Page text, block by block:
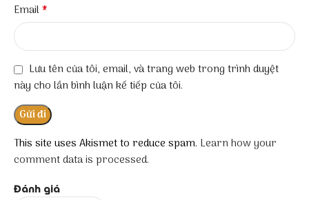
Đánh giá
Email*
Lưu tên của tôi, email, và trang web trong trình duyệt
này cho lần bình luận kế tiếp của tôi.
This site uses Akismet to reduce spam. Learn how your
comment data is processed.